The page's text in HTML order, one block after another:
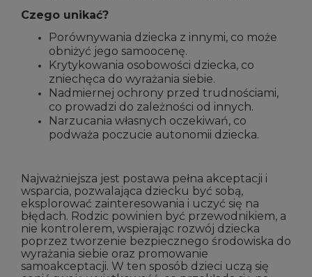
Czego unikać?
Porównywania dziecka z innymi, co może
obniżyć jego samoocenę.
Krytykowania osobowości dziecka, co
zniechęca do wyrażania siebie.
Nadmiernej ochrony przed trudnościami,
co prowadzi do zależności od innych.
Narzucania własnych oczekiwań, co
podważa poczucie autonomii dziecka.
Najważniejsza jest postawa pełna akceptacji i
wsparcia, pozwalająca dziecku być sobą,
eksplorować zainteresowania i uczyć się na
błędach. Rodzic powinien być przewodnikiem, a
nie kontrolerem, wspierając rozwój dziecka
poprzez tworzenie bezpiecznego środowiska do
wyrażania siebie oraz promowanie
samoakceptacji. W ten sposób dzieci uczą się